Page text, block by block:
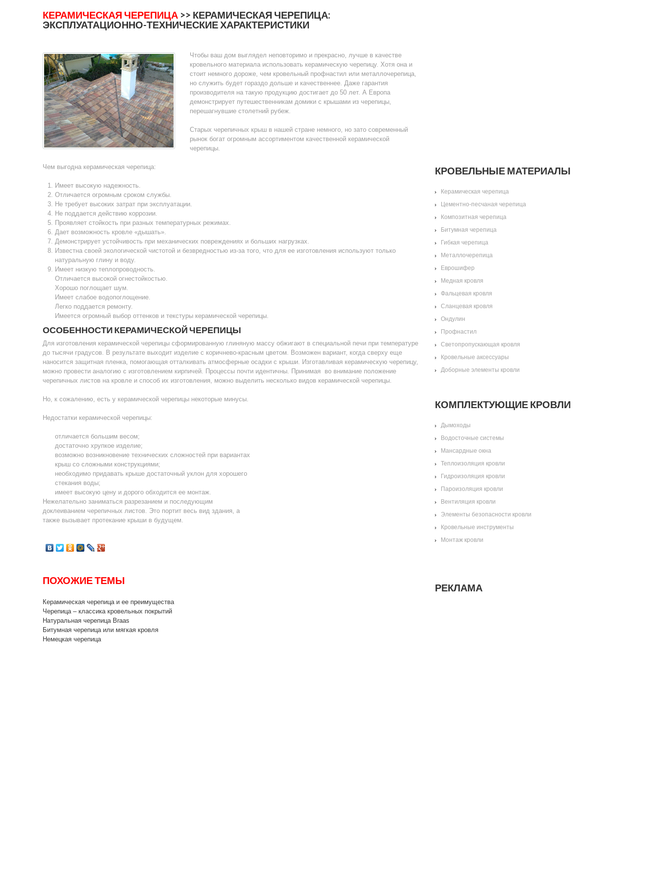
КЕРАМИЧЕСКАЯ ЧЕРЕПИЦА >> КЕРАМИЧЕСКАЯ ЧЕРЕПИЦА:
ЭКСПЛУАТАЦИОННО-ТЕХНИЧЕСКИЕ ХАРАКТЕРИСТИКИ
Чтобы ваш дом выглядел неповторимо и прекрасно, лучше в качестве
кровельного материала использовать керамическую черепицу. Хотя она и
стоит немного дороже, чем кровельный профнастил или металлочерепица,
но служить будет гораздо дольше и качественнее. Даже гарантия
производителя на такую продукцию достигает до 50 лет. А Европа
демонстрирует путешественникам домики с крышами из черепицы,
перешагнувшие столетний рубеж.
Старых черепичных крыш в нашей стране немного, но зато современный
рынок богат огромным ассортиментом качественной керамической
черепицы.
Чем выгодна керамическая черепица:
Имеет высокую надежность.
Отличается огромным сроком службы.
Не требует высоких затрат при эксплуатации.
Не поддается действию коррозии.
Проявляет стойкость при разных температурных режимах.
Дает возможность кровле «дышать».
Демонстрирует устойчивость при механических повреждениях и больших нагрузках.
Известна своей экологической чистотой и безвредностью из-за того, что для ее изготовления используют только
натуральную глину и воду.
Имеет низкую теплопроводность.
Отличается высокой огнестойкостью.
Хорошо поглощает шум.
Имеет слабое водопоглощение.
Легко поддается ремонту.
Имеется огромный выбор оттенков и текстуры керамической черепицы.
ОСОБЕННОСТИ КЕРАМИЧЕСКОЙ ЧЕРЕПИЦЫ
Для изготовления керамической черепицы сформированную глиняную массу обжигают в специальной печи при температуре
до тысячи градусов. В результате выходит изделие с коричнево-красным цветом. Возможен вариант, когда сверху еще
наносится защитная пленка, помогающая отталкивать атмосферные осадки с крыши. Изготавливая керамическую черепицу,
можно провести аналогию с изготовлением кирпичей. Процессы почти идентичны. Принимая во внимание положение
черепичных листов на кровле и способ их изготовления, можно выделить несколько видов керамической черепицы.
Но, к сожалению, есть у керамической черепицы некоторые минусы.
Недостатки керамической черепицы:
отличается большим весом;
достаточно хрупкое изделие;
возможно возникновение технических сложностей при вариантах
крыш со сложными конструкциями;
необходимо придавать крыше достаточный уклон для хорошего
стекания воды;
имеет высокую цену и дорого обходится ее монтаж.
Нежелательно заниматься разрезанием и последующим
доклеиванием черепичных листов. Это портит весь вид здания, а
также вызывает протекание крыши в будущем.
ПОХОЖИЕ ТЕМЫ
Керамическая черепица и ее преимущества
Черепица – классика кровельных покрытий
Натуральная черепица Braas
Битумная черепица или мягкая кровля
Немецкая черепица
КРОВЕЛЬНЫЕ МАТЕРИАЛЫ
Керамическая черепица
Цементно-песчаная черепица
Композитная черепица
Битумная черепица
Гибкая черепица
Металлочерепица
Еврошифер
Медная кровля
Фальцевая кровля
Сланцевая кровля
Ондулин
Профнастил
Светопропускающая кровля
Кровельные аксессуары
Доборные элементы кровли
КОМПЛЕКТУЮЩИЕ КРОВЛИ
Дымоходы
Водосточные системы
Мансардные окна
Теплоизоляция кровли
Гидроизоляция кровли
Пароизоляция кровли
Вентиляция кровли
Элементы безопасности кровли
Кровельные инструменты
Монтаж кровли
РЕКЛАМА